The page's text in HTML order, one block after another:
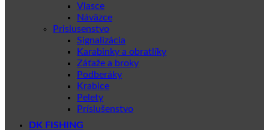
Vlasce
Náväzce
Prislusenstvo
Signalizácia
Karabinky a obratlíky
Záťaže a broky
Podberáky
Krabice
Pelety
Príslušenstvo
DK FISHING